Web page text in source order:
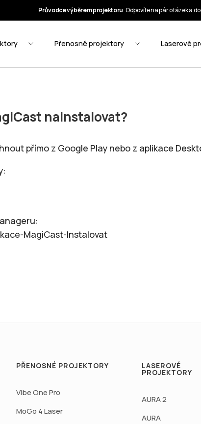
nainstalovat?
přímo z Google Play nebo z aplikace
MagiCast-Instalovat
PŘENOSNÉ PROJEKTORY
Vibe One Pro
MoGo 4 Laser
LASEROVÉ
PROJEKTORY
AURA 2
AURA